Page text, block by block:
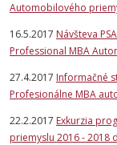
Automobilového
16.5.2017 Návšteva
Professional MBA
27.4.2017 Informačné
Profesionálne MBA
22.2.2017 Exkurzia
priemyslu 2016 - 2018